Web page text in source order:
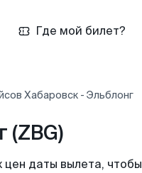
Где мой билет?
Хабаровск - Эльблонг
даты вылета, чтобы